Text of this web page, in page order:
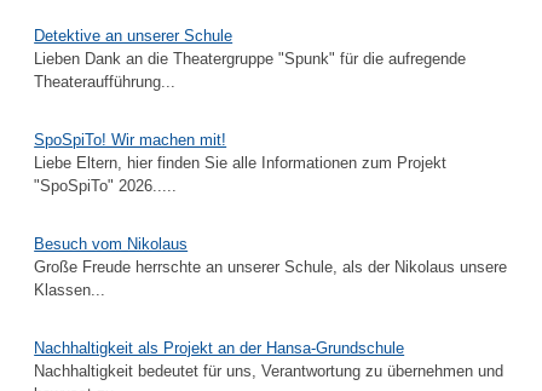
Detektive an unserer Schule
Lieben Dank an die Theatergruppe "Spunk" für die aufregende
Theateraufführung...
SpoSpiTo! Wir machen mit!
Liebe Eltern, hier finden Sie alle Informationen zum Projekt
"SpoSpiTo" 2026.....
Besuch vom Nikolaus
Große Freude herrschte an unserer Schule, als der Nikolaus unsere
Klassen...
Nachhaltigkeit als Projekt an der Hansa-Grundschule
Nachhaltigkeit bedeutet für uns, Verantwortung zu übernehmen und